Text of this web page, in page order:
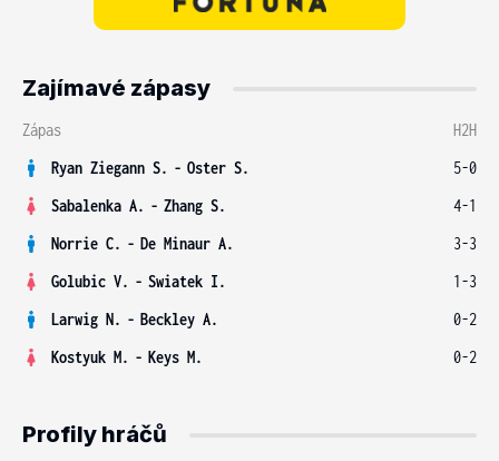
Zajímavé zápasy
Zápas
H2H
Ryan Ziegann S. - Oster S.
5-0
Sabalenka A. - Zhang S.
4-1
Norrie C. - De Minaur A.
3-3
Golubic V. - Swiatek I.
1-3
Larwig N. - Beckley A.
0-2
Kostyuk M. - Keys M. 0-2
Profily hráčů